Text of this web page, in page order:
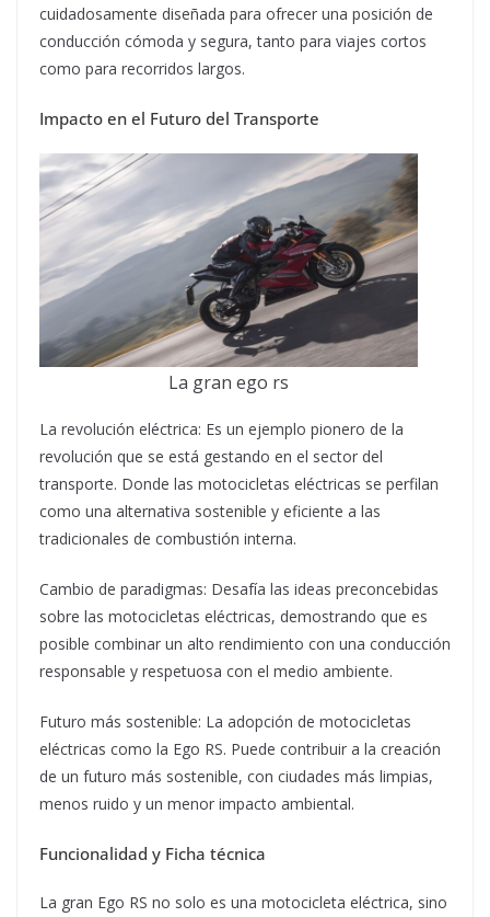
cuidadosamente diseñada para ofrecer una posición de
conducción cómoda y segura, tanto para viajes cortos
como para recorridos largos.
Impacto en el Futuro del Transporte
La gran ego rs
La revolución eléctrica: Es un ejemplo pionero de la
revolución que se está gestando en el sector del
transporte. Donde las motocicletas eléctricas se perfilan
como una alternativa sostenible y eficiente a las
tradicionales de combustión interna.
Cambio de paradigmas: Desafía las ideas preconcebidas
sobre las motocicletas eléctricas, demostrando que es
posible combinar un alto rendimiento con una conducción
responsable y respetuosa con el medio ambiente.
Futuro más sostenible: La adopción de motocicletas
eléctricas como la Ego RS. Puede contribuir a la creación
de un futuro más sostenible, con ciudades más limpias,
menos ruido y un menor impacto ambiental.
Funcionalidad y Ficha técnica
La gran Ego RS no solo es una motocicleta eléctrica, sino